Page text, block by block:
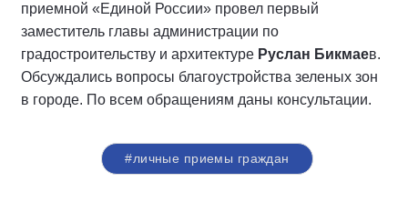
приемной «Единой России» провел первый
заместитель главы администрации по
градостроительству и архитектуре Руслан Бикмаев.
Обсуждались вопросы благоустройства зеленых зон
в городе. По всем обращениям даны консультации.
#личные приемы граждан